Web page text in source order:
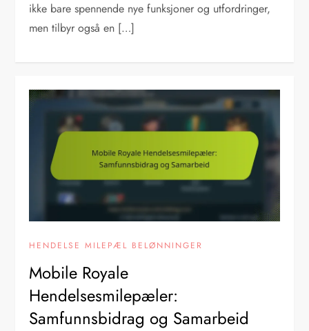
ikke bare spennende nye funksjoner og utfordringer,
men tilbyr også en […]
HENDELSE MILEPÆL BELØNNINGER
Mobile Royale
Hendelsesmilepæler:
Samfunnsbidrag og Samarbeid